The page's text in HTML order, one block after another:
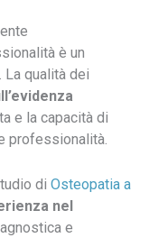
è un
qualità dei
e la capacità di
professionalità.
di Osteopatia a
nel
e